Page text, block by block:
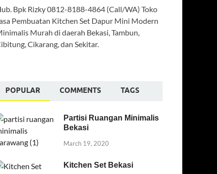
Bpk Rizky 0812-8188-4864 (Call/WA) Toko
Pembuatan Kitchen Set Dapur Mini Modern
Murah di daerah Bekasi, Tambun,
Cikarang, dan Sekitar.
POPULAR COMMENTS TAGS
Partisi Ruangan Minimalis
Bekasi
March 19, 2020
Kitchen Set Bekasi